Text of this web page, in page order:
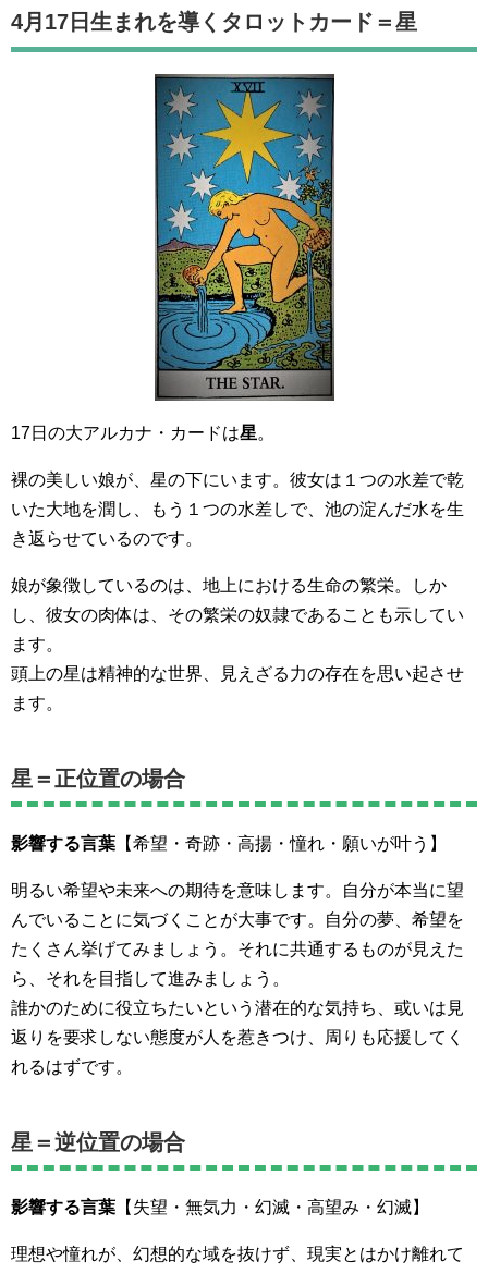
4月17日生まれを導くタロットカード ＝星
17日の大アルカナ・カードは星。
裸の美しい娘が、星の下にいます。彼女は１つの水差で乾
いた大地を潤し、もう１つの水差しで、池の淀んだ水を生
き返らせているのです。
娘が象徴しているのは、地上における生命の繁栄。しか
し、彼女の肉体は、その繁栄の奴隷であることも示してい
ます。
頭上の星は精神的な世界、見えざる力の存在を思い起させ
ます。
星＝正位置の場合
影響する言葉 【希望・奇跡・高揚・憧れ・願いが叶う】
明るい希望や未来への期待を意味します。自分が本当に望
んでいることに気づくことが大事です。自分の夢、希望を
たくさん挙げてみましょう。それに共通するものが見えた
ら、それを目指して進みましょう。
誰かのために役立ちたいという潜在的な気持ち、或いは見
返りを要求しない態度が人を惹きつけ、周りも応援してく
れるはずです。
星＝逆位置の場合
影響する言葉 【失望・無気力・幻滅・高望み・幻滅】
理想や憧れが、幻想的な域を抜けず、現実とはかけ離れて